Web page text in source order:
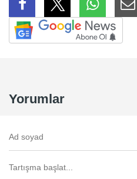
Yorumlar